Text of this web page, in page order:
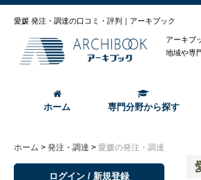
愛媛 発注・調達の口コミ・評判｜アーキブック
アーキブ
地域や専
ホーム 専門分野から探す
ホーム > 発注・調達 > 愛媛の発注・調達
ログイン / 新規登録